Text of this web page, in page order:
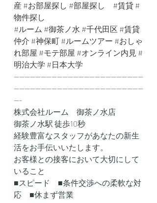
産 #お部屋探し #部屋探し #賃貸 #
物件探し
#ルーム #御茶ノ水 #千代田区 #賃貸
仲介 #神保町 #ルームツアー #おしゃ
れ部屋 #モテ部屋 #オンライン内見 #
明治大学 #日本大学
------------------------------------------------
------------------------------------------------
---
株式会社ルーム　御茶ノ水店
御茶ノ水駅 徒歩10秒
経験豊富なスタッフがあなたの新生
活をお手伝いいたします。
お客様との接客において大切にして
いること
■スピード　■条件交渉への柔軟な対
応　■休まず営業